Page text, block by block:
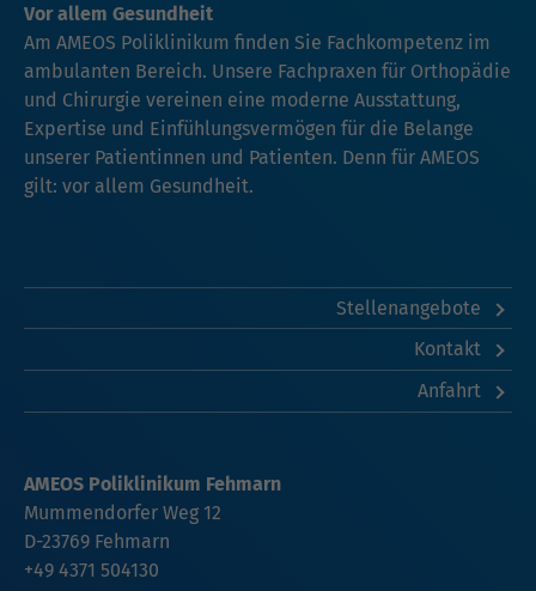
Vor allem Gesundheit
Am AMEOS Poliklinikum finden Sie Fachkompetenz im
ambulanten Bereich. Unsere Fachpraxen für Orthopädie
und Chirurgie vereinen eine moderne Ausstattung,
Expertise und Einfühlungsvermögen für die Belange
unserer Patientinnen und Patienten. Denn für AMEOS
gilt: vor allem Gesundheit.
Stellenangebote
Kontakt
Anfahrt
AMEOS Poliklinikum Fehmarn
Mummendorfer Weg 12
D-23769 Fehmarn
+49 4371 504130